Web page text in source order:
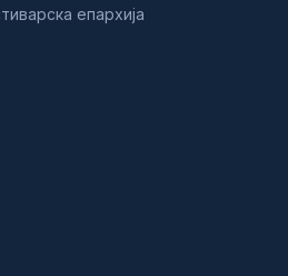
епархија